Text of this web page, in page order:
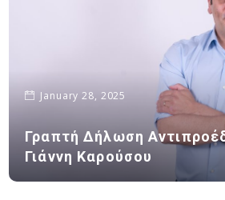
January 28, 2025
Γραπτή Δήλωση
Γιάννη Καρούσου